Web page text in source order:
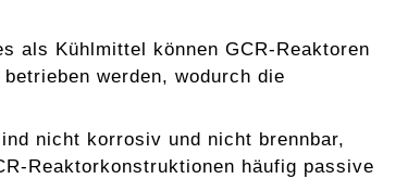
als Kühlmittel können GCR-Reaktoren
werden, wodurch die
nicht korrosiv und nicht brennbar,
Reaktorkonstruktionen häufig passive